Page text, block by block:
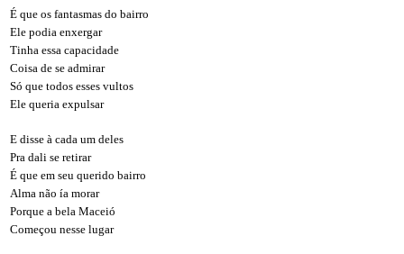
É que os fantasmas do bairro
Ele podia enxergar
Tinha essa capacidade
Coisa de se admirar
Só que todos esses vultos
Ele queria expulsar
E disse à cada um deles
Pra dali se retirar
É que em seu querido bairro
Alma não ía morar
Porque a bela Maceió
Começou nesse lugar